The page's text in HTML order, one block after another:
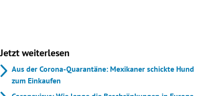
Jetzt weiterlesen
Aus der Corona-Quarantäne: Mexikaner schickte Hund
zum Einkaufen